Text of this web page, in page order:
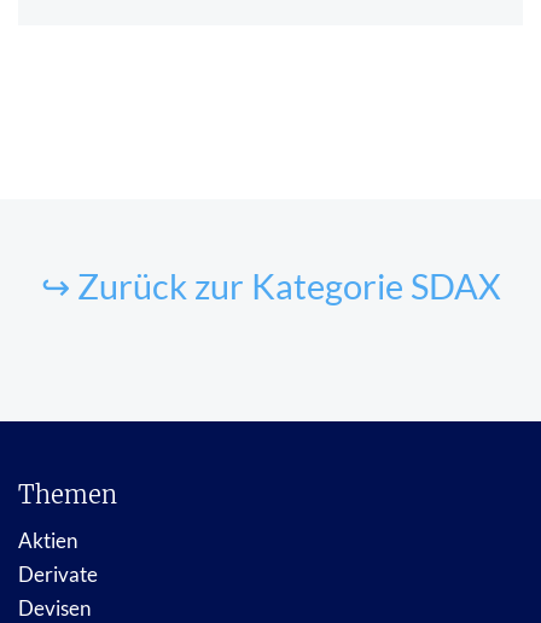
↪ Zurück zur Kategorie SDAX
Themen
Aktien
Derivate
Devisen